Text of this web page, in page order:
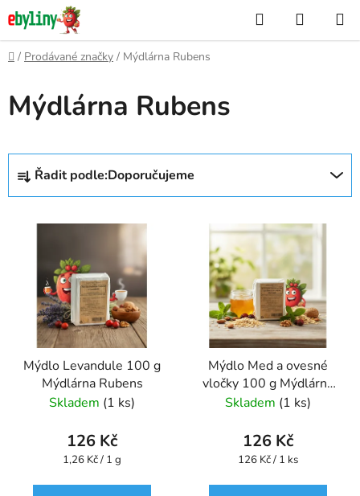
Přejít
na
obsah
Hledat
KOŠÍK
Domů
/ Prodávané značky / Mýdlárna Rubens
Mýdlárna Rubens
Ř
z
Řadit podle:Doporučujeme
Mýdlo Levandule 100 g
Mýdlárna Rubens
Skladem (1 ks)
126 Kč
Měrná
1,26 Kč / 1 g
Mýdlo Med a ovesné
vločky 100 g Mýdlárna
Rubens
Skladem (1 ks)
126 Kč
Měrná
126 Kč / 1 ks